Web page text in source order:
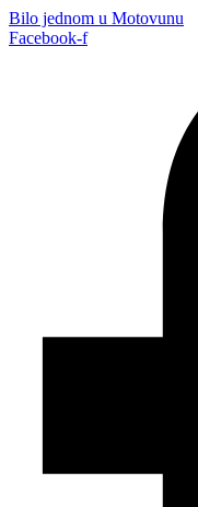
Bilo jednom u Motovunu
Facebook-f